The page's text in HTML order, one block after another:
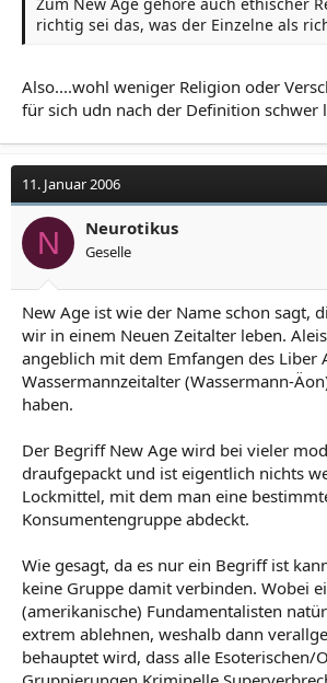
richtig sei das, was der Einzelne als
Also....wohl weniger Religion oder
für sich udn nach der Definition schwer
11. Januar 2006
N Neurotikus
Geselle
New Age ist wie der Name schon sagt,
wir in einem Neuen Zeitalter leben.
angeblich mit dem Emfangen des Liber
Wassermannzeitalter (Wassermann-
haben.
Der Begriff New Age wird bei vieler
draufgepackt und ist eigentlich nichts
Lockmittel, mit dem man eine
Konsumentengruppe abdeckt.
Wie gesagt, da es nur ein Begriff ist
keine Gruppe damit verbinden. Wobei
(amerikanische) Fundamentalisten
extrem ablehnen, weshalb dann
behauptet wird, dass alle Esoterischen/